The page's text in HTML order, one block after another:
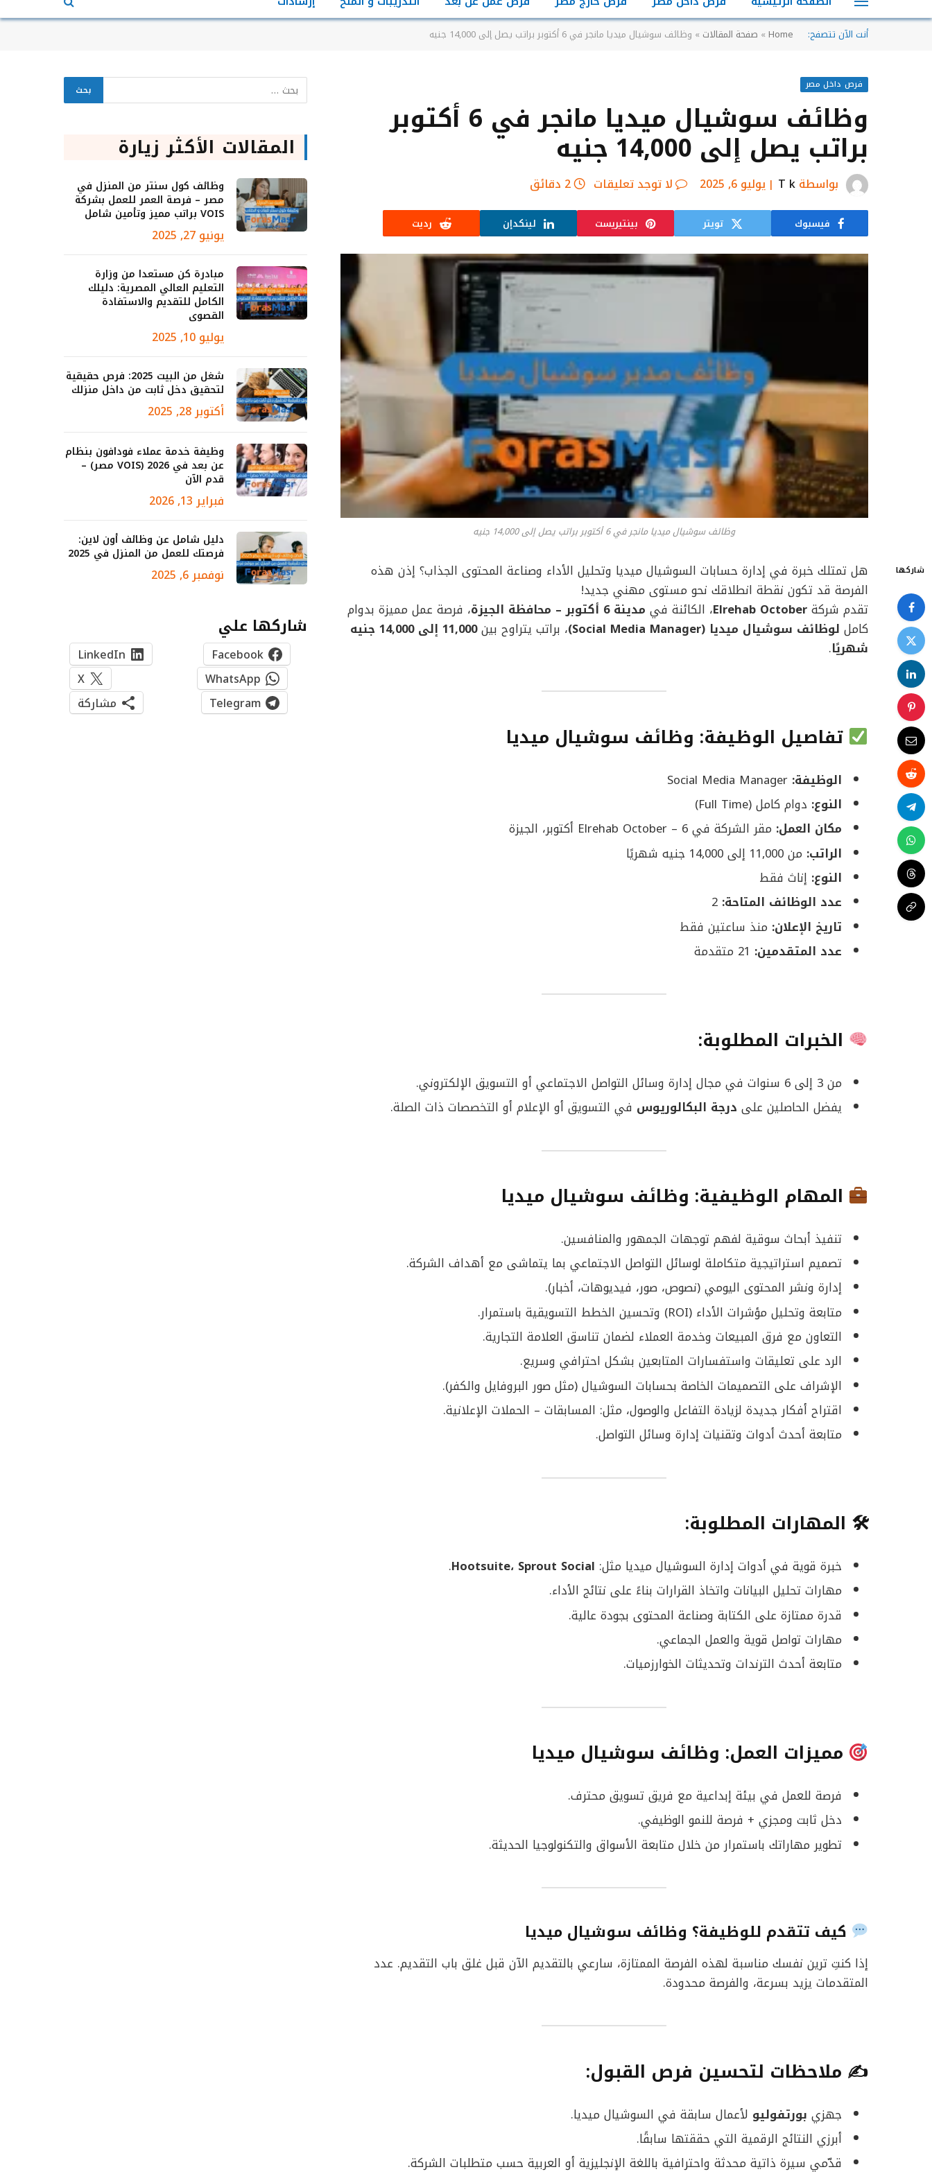
أنت الآن تتصفح: Home
» صفحة المقالات » وظائف سوشيال ميديا مانجر في 6 أكتوبر براتب يصل إلى 14,000 جنيه
فرص داخل مصر
وظائف سوشيال ميديا مانجر في 6 أكتوبر
براتب يصل إلى 14,000 جنيه
بواسطةT k يوليو 6, 2025 لا توجد تعليقات 2 دقائق
فيسبوك تويتر بينتيريست لينكدإن رديت
وظائف سوشيال ميديا مانجر في 6 أكتوبر براتب يصل إلى 14,000 جنيه
شاركها
هل تمتلك خبرة في إدارة حسابات السوشيال ميديا وتحليل الأداء وصناعة المحتوى الجذاب؟ إذن هذه
الفرصة قد تكون نقطة انطلاقك نحو مستوى مهني جديد!
تقدم شركةElrehab October، الكائنة في مدينة 6 أكتوبر – محافظة الجيزة
، فرصة عمل مميزة بدوام
كامل لوظائف سوشيال ميديا (Social Media Manager) ، براتب يتراوح بين
11,000 إلى 14,000 جنيه
شهريًا.
تفاصيل الوظيفة: وظائف سوشيال ميديا
الوظيفة:
النوع: دوام كامل (Full Time)
مكان العمل: مقر الشركة في Elrehab October – 6 أكتوبر، الجيزة
الراتب: من 11,000 إلى 14,000 جنيه شهريًا
النوع: إناث فقط
عدد الوظائف المتاحة:
تاريخ الإعلان: منذ ساعتين فقط
عدد المتقدمين:
الخبرات المطلوبة:
من 3 إلى 6 سنوات في مجال إدارة وسائل التواصل الاجتماعي أو التسويق الإلكتروني.
يفضل الحاصلين على درجة البكالوريوس في التسويق أو الإعلام أو التخصصات ذات الصلة.
المهام الوظيفية: وظائف سوشيال ميديا
تنفيذ أبحاث سوقية لفهم توجهات الجمهور والمنافسين.
تصميم استراتيجية متكاملة لوسائل التواصل الاجتماعي بما يتماشى مع أهداف الشركة.
إدارة ونشر المحتوى اليومي (نصوص، صور، فيديوهات، أخبار).
متابعة وتحليل مؤشرات الأداء (ROI) وتحسين الخطط التسويقية باستمرار.
التعاون مع فرق المبيعات وخدمة العملاء لضمان تناسق العلامة التجارية.
الرد على تعليقات واستفسارات المتابعين بشكل احترافي وسريع.
الإشراف على التصميمات الخاصة بحسابات السوشيال (مثل صور البروفايل والكفر).
اقتراح أفكار جديدة لزيادة التفاعل والوصول، مثل: المسابقات – الحملات الإعلانية.
متابعة أحدث أدوات وتقنيات إدارة وسائل التواصل.
🛠 المهارات المطلوبة:
خبرة قوية في أدوات إدارة السوشيال ميديا مثل: Hootsuite، Sprout Social.
مهارات تحليل البيانات واتخاذ القرارات بناءً على نتائج الأداء.
قدرة ممتازة على الكتابة وصناعة المحتوى بجودة عالية.
مهارات تواصل قوية والعمل الجماعي.
متابعة أحدث الترندات وتحديثات الخوارزميات.
مميزات العمل: وظائف سوشيال ميديا
فرصة للعمل في بيئة إبداعية مع فريق تسويق محترف.
دخل ثابت ومجزي + فرصة للنمو الوظيفي.
تطوير مهاراتك باستمرار من خلال متابعة الأسواق والتكنولوجيا الحديثة.
كيف تتقدم للوظيفة؟ وظائف سوشيال ميديا
إذا كنتِ ترين نفسك مناسبة لهذه الفرصة الممتازة، سارعي بالتقديم الآن قبل غلق باب التقديم. عدد
المتقدمات يزيد بسرعة، والفرصة محدودة.
✍️ ملاحظات لتحسين فرص القبول:
جهزي بورتفوليو لأعمال سابقة في السوشيال ميديا.
أبرزي النتائج الرقمية التي حققتها سابقًا.
قدّمي سيرة ذاتية محدثة واحترافية باللغة الإنجليزية أو العربية حسب متطلبات الشركة.
المقالات الأكثر زيارة
وظائف كول سنتر من المنزل في
مصر – فرصة العمر للعمل بشركة
VOIS براتب مميز وتأمين شامل
يونيو 27, 2025
مبادرة كن مستعدا من وزارة
التعليم العالي المصرية: دليلك
الكامل للتقديم والاستفادة
القصوى
يوليو 10, 2025
شغل من البيت 2025: فرص حقيقية
لتحقيق دخل ثابت من داخل منزلك
أكتوبر 28, 2025
وظيفة خدمة عملاء فودافون بنظام
عن بعد في 2026 (VOIS مصر) –
قدم الآن
فبراير 13, 2026
دليل شامل عن وظائف أون لاين:
فرصتك للعمل من المنزل في 2025
نوفمبر 6, 2025
شاركها علي
Facebook
LinkedIn
WhatsApp
X
Telegram
مشاركة